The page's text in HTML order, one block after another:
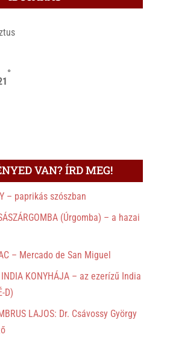
°
VAN? ÍRD MEG!
– paprikás szószban
(Úrgomba) – a hazai
– Mercado de San Miguel
INDIA KONYHÁJA – az ezerízű India
D)
LAJOS: Dr. Csávossy György